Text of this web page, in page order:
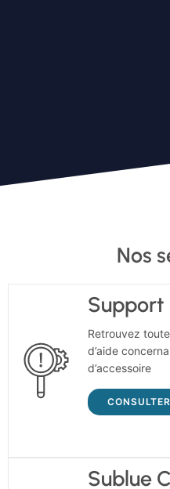
Nos
Retrouvez
d’aide
d’accessoire
CONSULTER
Sublue